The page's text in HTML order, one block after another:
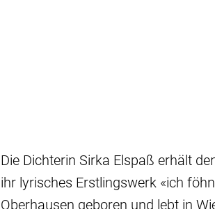
Die Dichterin Sirka Elspaß erhält
ihr lyrisches Erstlingswerk «ich
Oberhausen geboren und lebt in